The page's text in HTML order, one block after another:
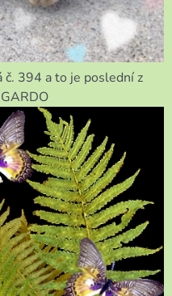
č. 394 a to je poslední z